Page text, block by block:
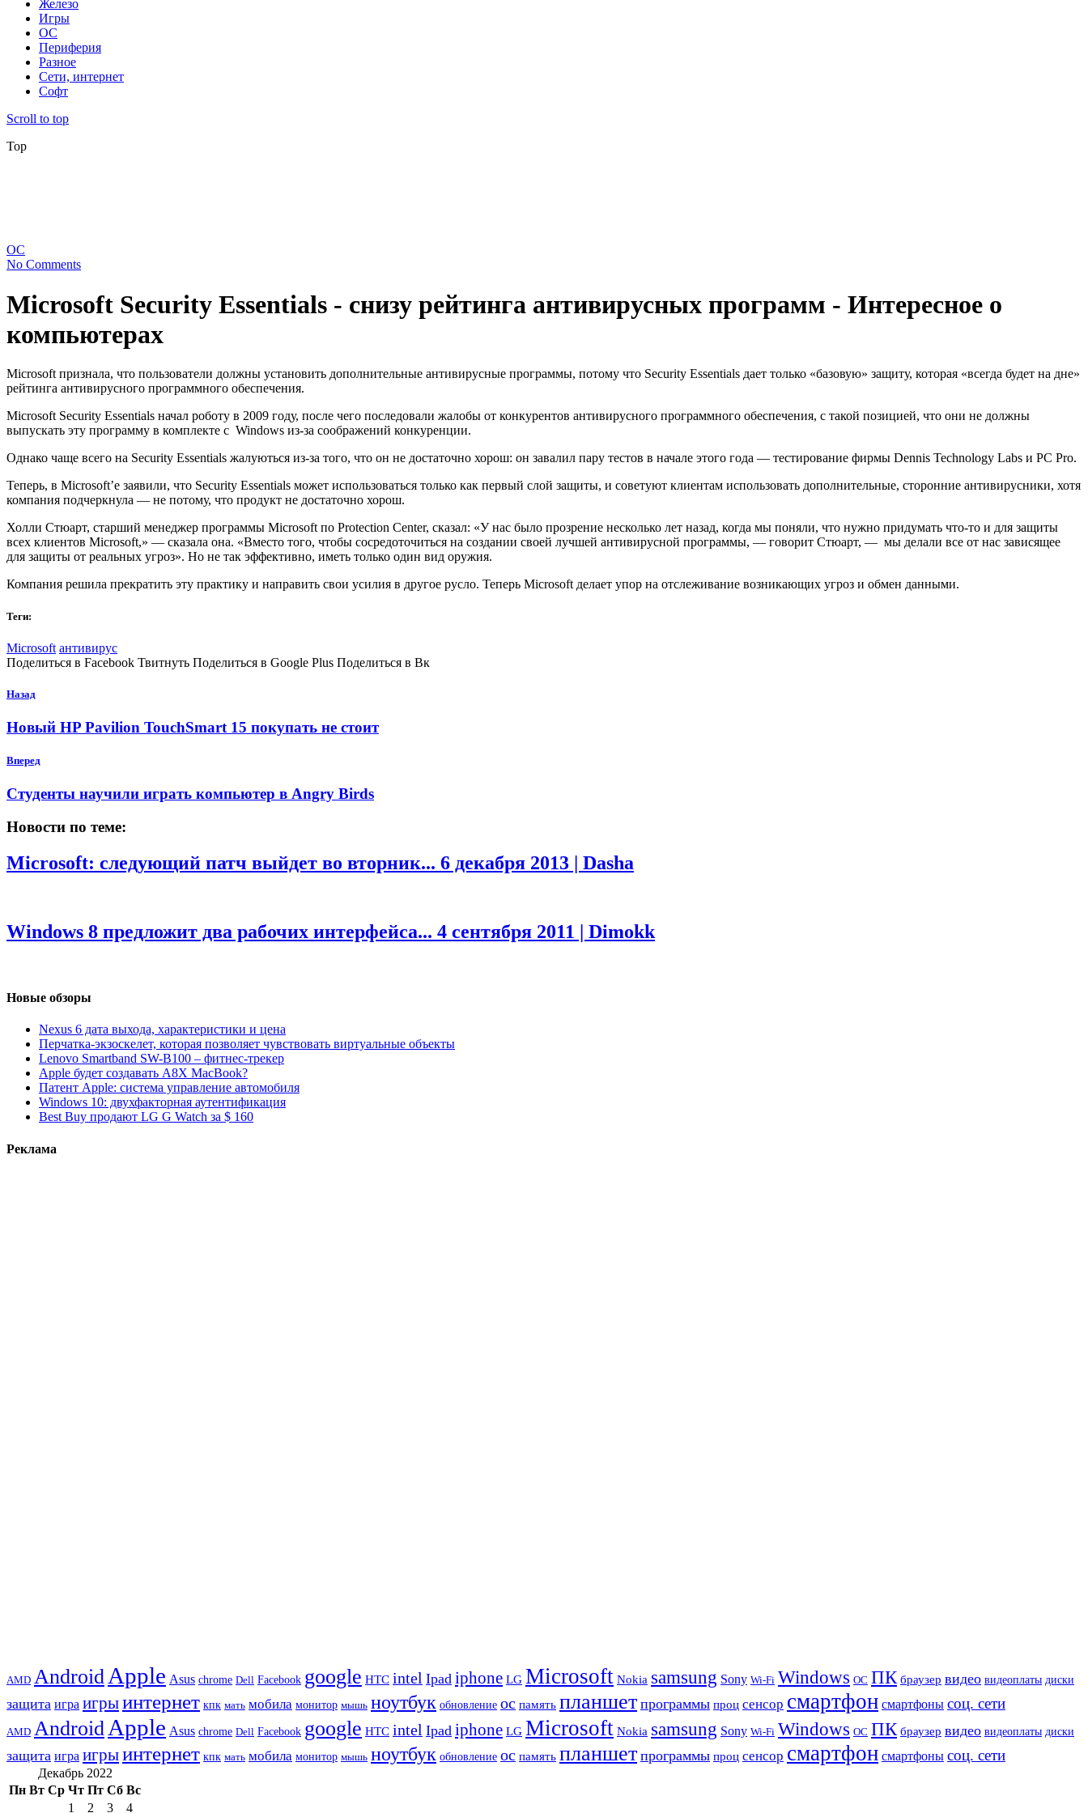
Железо
Игры
ОС
Периферия
Разное
Сети, интернет
Софт
Scroll to top
Top
ОС
No Comments
Microsoft Security Essentials - снизу рейтинга антивирусных программ - Интересное о
компьютерах
Microsoft признала, что пользователи должны установить дополнительные антивирусные программы, потому что Security Essentials дает только «базовую» защиту, которая «всегда будет на дне»
рейтинга антивирусного программного обеспечения.
Microsoft Security Essentials начал роботу в 2009 году, после чего последовали жалобы от конкурентов антивирусного программного обеспечения, с такой позицией, что они не должны
выпускать эту программу в комплекте с Windows из-за соображений конкуренции.
Однако чаще всего на Security Essentials жалуються из-за того, что он не достаточно хорош: он завалил пару тестов в начале этого года — тестирование фирмы Dennis Technology Labs и PC Pro.
Теперь, в Microsoft’е заявили, что Security Essentials может использоваться только как первый слой защиты, и советуют клиентам использовать дополнительные, сторонние антивирусники, хотя
компания подчеркнула — не потому, что продукт не достаточно хорош.
Холли Стюарт, старший менеджер программы Microsoft по Protection Center, сказал: «У нас было прозрение несколько лет назад, когда мы поняли, что нужно придумать что-то и для защиты
всех клиентов Microsoft,» — сказала она. «Вместо того, чтобы сосредоточиться на создании своей лучшей антивирусной программы, — говорит Стюарт, — мы делали все от нас зависящее
для защиты от реальных угроз». Но не так эффективно, иметь только один вид оружия.
Компания решила прекратить эту практику и направить свои усилия в другое русло. Теперь Microsoft делает упор на отслеживание возникающих угроз и обмен данными.
Теги:
Microsoft антивирус
Поделиться в Facebook Твитнуть Поделиться в Google Plus Поделиться в Вк
Назад
Новый HP Pavilion TouchSmart 15 покупать не стоит
Вперед
Студенты научили играть компьютер в Angry Birds
Новости по теме:
Microsoft: следующий патч выйдет во вторник... 6 декабря 2013 | Dasha
Windows 8 предложит два рабочих интерфейса... 4 сентября 2011 | Dimokk
Новые обзоры
Nexus 6 дата выхода, характеристики и цена
Перчатка-экзоскелет, которая позволяет чувствовать виртуальные объекты
Lenovo Smartband SW-B100 – фитнес-трекер
Apple будет создавать A8X MacBook?
Патент Apple: система управление автомобиля
Windows 10: двухфакторная аутентификация
Best Buy продают LG G Watch за $ 160
Реклама
AMD Android Apple Asus chrome Dell Facebook google HTC intel Ipad iphone LG Microsoft Nokia samsung Sony Wi-Fi Windows ОС ПК браузер видео видеоплаты диски
защита игра игрыинтернет кпк мать мобила монитор мышь ноутбук обновление ос память планшет программы проц сенсор смартфон смартфоны соц. сети
AMD Android Apple Asus chrome Dell Facebook google HTC intel Ipad iphone LG Microsoft Nokia samsung Sony Wi-Fi Windows ОС ПК браузер видео видеоплаты диски
защита игра игрыинтернет кпк мать мобила монитор мышь ноутбук обновление ос память планшет программы проц сенсор смартфон смартфоны соц. сети
Декабрь 2022
Пн Вт Ср Чт Пт Сб Вс
1
2 3 4